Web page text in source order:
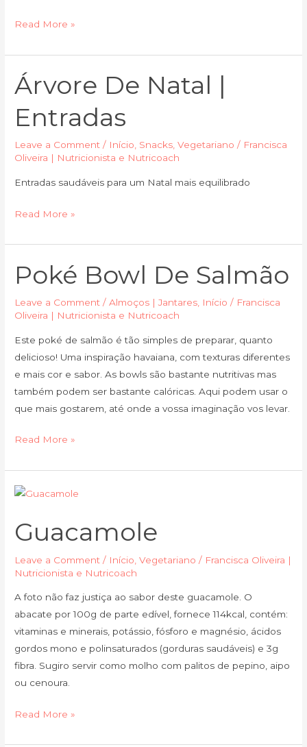
Read More »
Árvore De Natal |
Entradas
Leave a Comment / Início, Snacks,Vegetariano / Francisca
Oliveira | Nutricionista e Nutricoach
Entradas saudáveis para um Natal mais equilibrado
Árvore
de
Natal
|
Entradas
Read More »
Poké Bowl De Salmão
Leave a Comment /Almoços | Jantares Início / Francisca
Oliveira | Nutricionista e Nutricoach
Este poké de salmão é tão simples de preparar, quanto
delicioso! Uma inspiração havaiana, com texturas diferentes
e mais cor e sabor. As bowls são bastante nutritivas mas
também podem ser bastante calóricas. Aqui podem usar o
que mais gostarem, até onde a vossa imaginação vos levar.
Poké
Bowl
de
Salmão
Read More »
Guacamole
Leave a Comment / Início ,Vegetariano / Francisca Oliveira |
Nutricionista e Nutricoach
A foto não faz justiça ao sabor deste guacamole. O
abacate por 100g de parte edível, fornece 114kcal, contém:
vitaminas e minerais, potássio, fósforo e magnésio, ácidos
gordos mono e polinsaturados (gorduras saudáveis) e 3g
fibra. Sugiro servir como molho com palitos de pepino, aipo
ou cenoura.
Guacamole
Read More »